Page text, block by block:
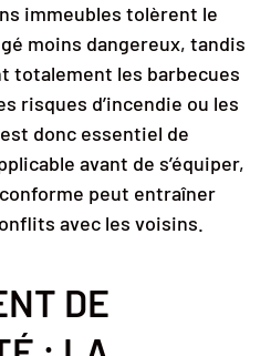
immeubles tolèrent le
moins dangereux, tandis
totalement les barbecues
risques d’incendie ou les
donc essentiel de
avant de s’équiper,
peut entraîner
avec les voisins.
DE